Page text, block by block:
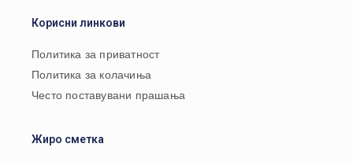
Корисни линкови
Политика за приватност
Политика за колачиња
Често поставувани прашања
Жиро сметка